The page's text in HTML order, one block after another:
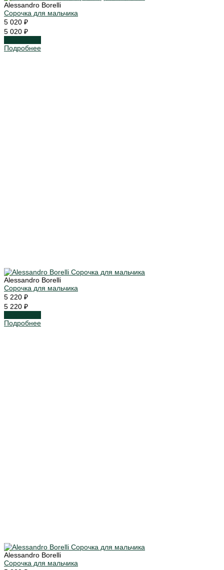
Alessandro Borelli
Сорочка для мальчика
5 020 ₽
5 020 ₽
Подробнее
Alessandro Borelli
Сорочка для мальчика
5 220 ₽
5 220 ₽
Подробнее
Alessandro Borelli
Сорочка для мальчика